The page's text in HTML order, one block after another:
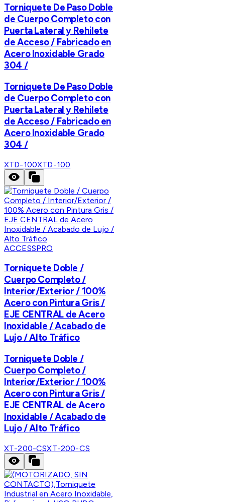
Torniquete De Paso Doble
de Cuerpo Completo con
Puerta Lateral y Rehilete
de Acceso / Fabricado en
Acero Inoxidable Grado
304 /
Torniquete De Paso Doble
de Cuerpo Completo con
Puerta Lateral y Rehilete
de Acceso / Fabricado en
Acero Inoxidable Grado
304 /
XTD-100XTD-100
ACCESSPRO
Torniquete Doble /
Cuerpo Completo /
Interior/Exterior / 100%
Acero con Pintura Gris /
EJE CENTRAL de Acero
Inoxidable / Acabado de
Lujo / Alto Tráfico
Torniquete Doble /
Cuerpo Completo /
Interior/Exterior / 100%
Acero con Pintura Gris /
EJE CENTRAL de Acero
Inoxidable / Acabado de
Lujo / Alto Tráfico
XT-200-CSXT-200-CS